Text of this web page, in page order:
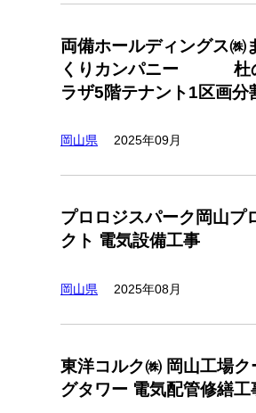
両備ホールディングス㈱
くりカンパニー 杜
ラザ5階テナント1区画分
岡山県 2025年09月
プロロジスパーク岡山プ
クト 電気設備工事
岡山県 2025年08月
東洋コルク㈱ 岡山工場ク
グタワー 電気配管修繕工